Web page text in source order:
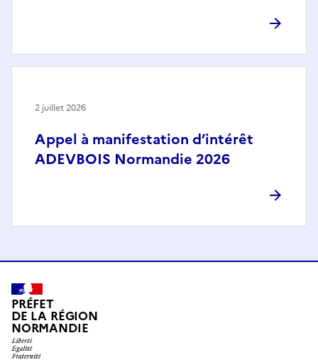
Appel à manifestation d’intérêt
ADEVBOIS Normandie 2026
2 juillet 2026
PRÉFET
DE LA RÉGION
NORMANDIE